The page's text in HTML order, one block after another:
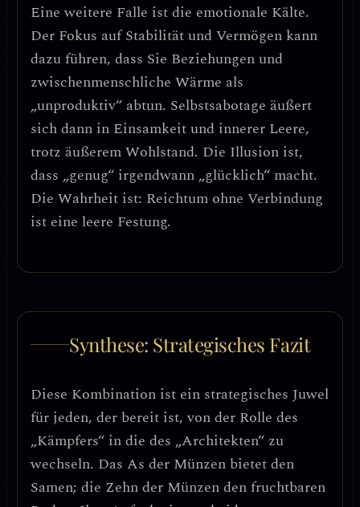
Eine weitere Falle ist die emotionale Kälte.
Der Fokus auf Stabilität und Vermögen kann
dazu führen, dass Sie Beziehungen und
zwischenmenschliche Wärme als
„unproduktiv“ abtun. Selbstsabotage äußert
sich dann in Einsamkeit und innerer Leere,
trotz äußerem Wohlstand. Die Illusion ist,
dass „genug“ irgendwann „glücklich“ macht.
Die Wahrheit ist: Reichtum ohne Verbindung
ist eine leere Festung.
Synthese: Strategisches Fazit
Diese Kombination ist ein strategisches Juwel
für jeden, der bereit ist, von der Rolle des
„Kämpfers“ in die des „Architekten“ zu
wechseln. Das As der Münzen bietet den
Samen; die Zehn der Münzen den fruchtbaren